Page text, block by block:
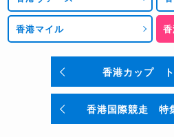
香港マイル
香港カップ
香港国際競走 特